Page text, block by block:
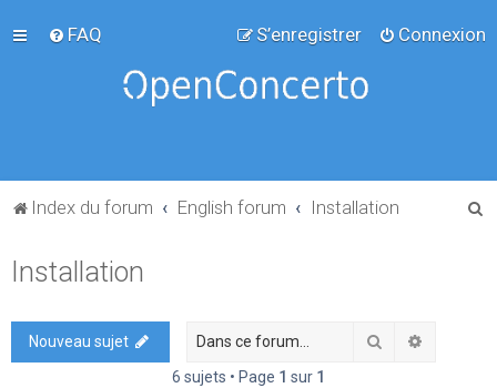
FAQ Connexion
S’enregistrer
Index du forum English forum Installation
Installation
Nouveau sujet Rechercher
6 sujets • Page 1 sur 1